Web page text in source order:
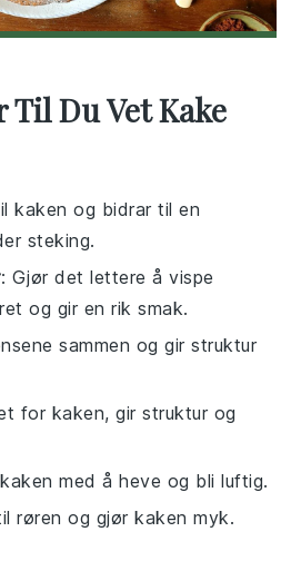
Du Vet Kake
kaken og bidrar til en
steking.
: Gjør det lettere å vispe
og gir en rik smak.
sammen og gir struktur
for kaken, gir struktur og
med å heve og bli luftig.
røren og gjør kaken myk.